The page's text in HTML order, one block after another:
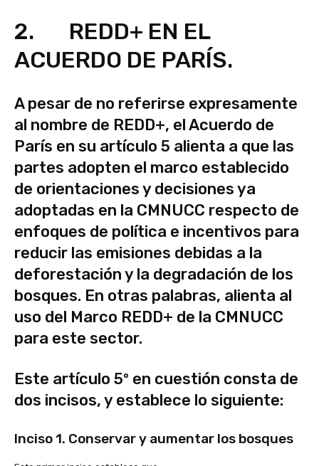
2. REDD+ EN EL
ACUERDO DE PARÍS.
A pesar de no referirse expresamente
al nombre de REDD+, el Acuerdo de
París en su artículo 5 alienta a que las
partes adopten el marco establecido
de orientaciones y decisiones ya
adoptadas en la CMNUCC respecto de
enfoques de política e incentivos para
reducir las emisiones debidas a la
deforestación y la degradación de los
bosques. En otras palabras, alienta al
uso del Marco REDD+ de la CMNUCC
para este sector.
Este artículo 5º en cuestión consta de
dos incisos, y establece lo siguiente:
Inciso 1. Conservar y aumentar los bosques